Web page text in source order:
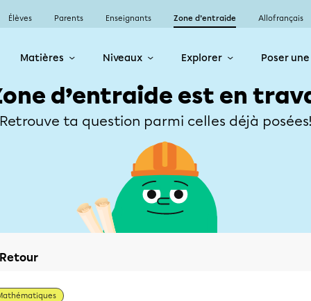
Élèves Parents Enseignants Zone d’entraide Allofrançais
Matières Niveaux Explorer Poser
d’entraide est en
Retrouve ta question parmi celles déjà
Retour